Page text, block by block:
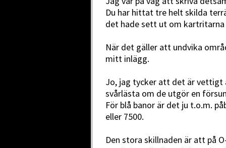
Du har hittat tre helt skilda
det hade sett ut om
När det gäller att undvika
mitt inlägg.
Jo, jag tycker att det är vettigt
svårlästa om de utgör en
För blå banor är det ju t.o.m.
eller 7500.
Den stora skillnaden är att på